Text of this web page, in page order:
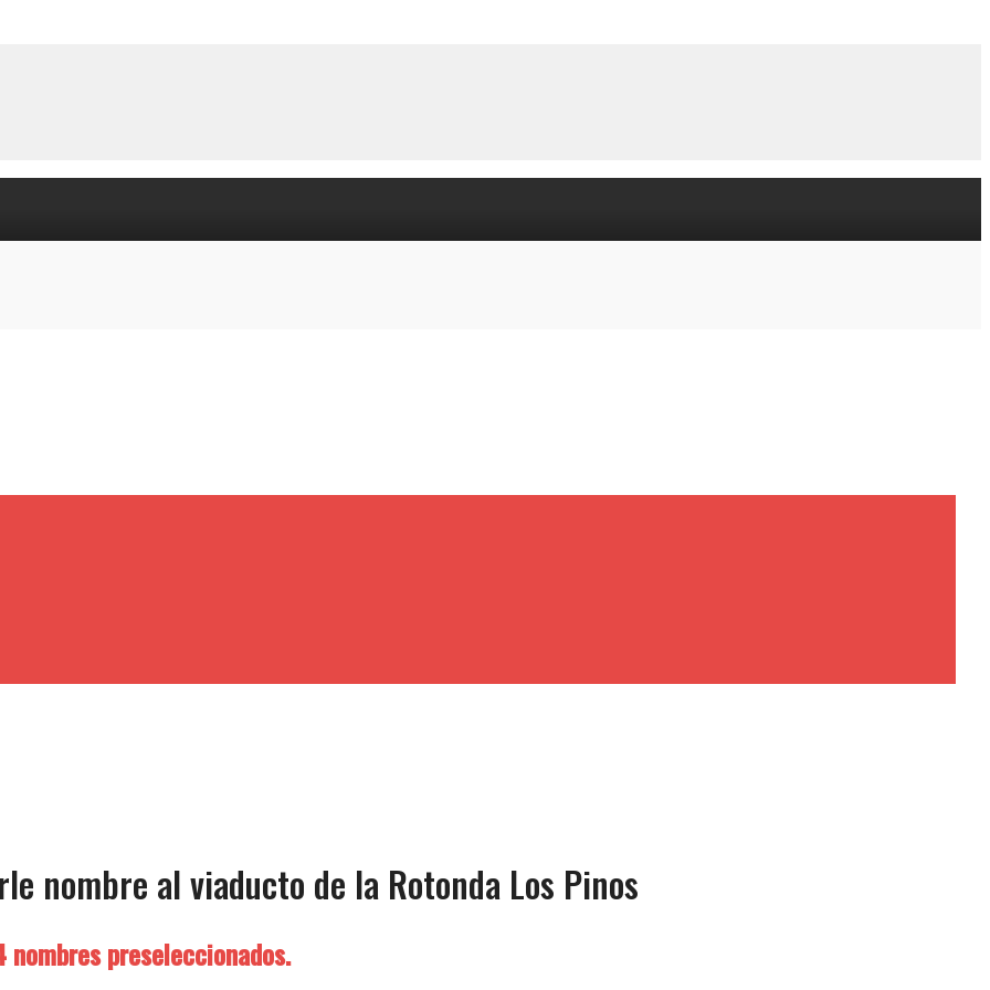
nombre al viaducto de la Rotonda Los Pinos
preseleccionados.